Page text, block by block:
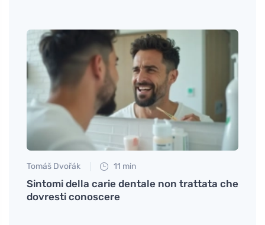
Tomáš Dvořák 11 min
Sintomi della carie dentale non trattata che
dovresti conoscere